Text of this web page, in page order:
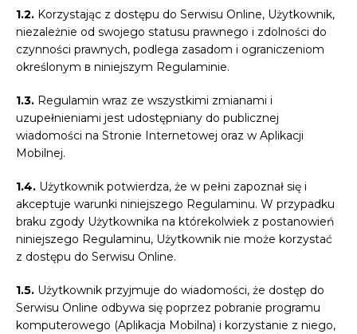
1.2. Korzystając z dostępu do Serwisu Online, Użytkownik,
niezależnie od swojego statusu prawnego i zdolności do
czynności prawnych, podlega zasadom i ograniczeniom
określonym в niniejszym Regulaminie.
1.3. Regulamin wraz ze wszystkimi zmianami i
uzupełnieniami jest udostępniany do publicznej
wiadomości na Stronie Internetowej oraz w Aplikacji
Mobilnej.
1.4. Użytkownik potwierdza, że w pełni zapoznał się i
akceptuje warunki niniejszego Regulaminu. W przypadku
braku zgody Użytkownika na którekolwiek z postanowień
niniejszego Regulaminu, Użytkownik nie może korzystać
z dostępu do Serwisu Online.
1.5. Użytkownik przyjmuje do wiadomości, że dostęp do
Serwisu Online odbywa się poprzez pobranie programu
komputerowego (Aplikacja Mobilna) i korzystanie z niego,